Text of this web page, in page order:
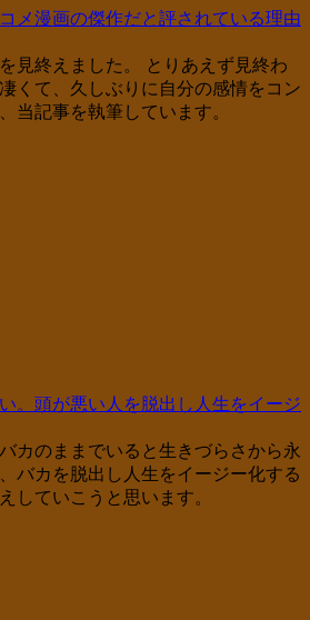
メ漫画の傑作だと評されている理由
見終えました。 とりあえず見終わ
くて、久しぶりに自分の感情をコン
当記事を執筆しています。
。頭が悪い人を脱出し人生をイージ
カのままでいると生きづらさから永
バカを脱出し人生をイージー化する
していこうと思います。